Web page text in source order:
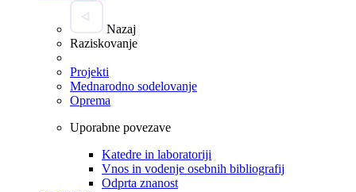
Nazaj
Raziskovanje
Projekti
Mednarodno sodelovanje
Oprema
Uporabne povezave
Katedre in laboratoriji
Vnos in vodenje osebnih bibliografij
Odprta znanost